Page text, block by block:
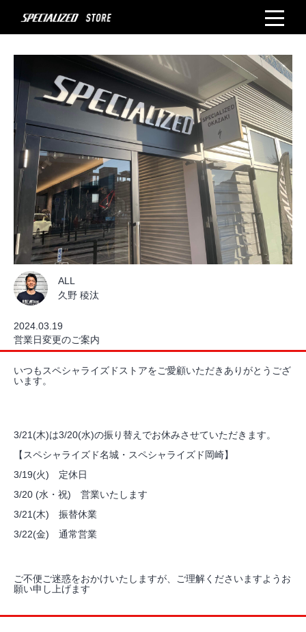
ALL
久野 稜汰
2024.03.19
営業日変更のご案内
いつもスペシャライズドストアをご愛顧いただきありがとうござ
います。
3/21(木)は3/20(水)の振り替えでお休みさせていただきます。
【スペシャライズド名城・スペシャライズド岡崎】
3/19(火) 定休日
3/20 (水・祝) 営業いたします
3/21(木) 振替休業
3/22(金) 通常営業
ご不便ご迷惑をおかけいたしますが、ご理解くださいますようお
願い申し上げます